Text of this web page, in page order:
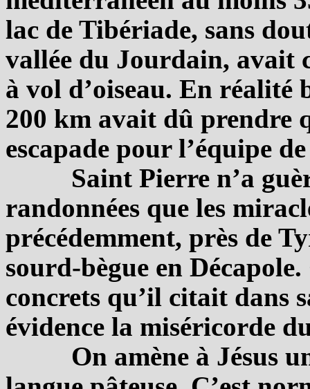
lac de Tibériade, sans
vallée du Jourdain, avait
à vol d’oiseau. En réalité
200 km avait dû prendre
escapade pour l’équipe
Saint Pierre n’a
randonnées que les
précédemment, près de
sourd-bègue en
concrets qu’il citait dans
évidence la miséricorde
On amène à Jésus